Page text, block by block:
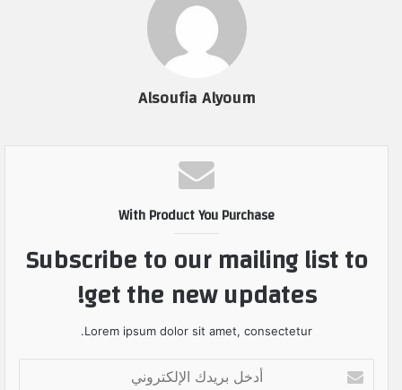
Alsoufia Alyoum
With Product You Purchase
Subscribe to our mailing list to
get the new updates!
Lorem ipsum dolor sit amet, consectetur.